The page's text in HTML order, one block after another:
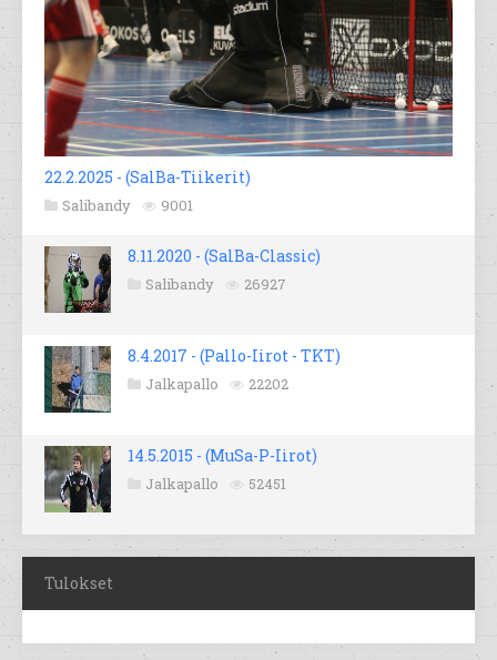
22.2.2025 - (SalBa-Tiikerit)
Salibandy 9001
8.11.2020 - (SalBa-Classic)
Salibandy 26927
8.4.2017 - (Pallo-Iirot - TKT)
Jalkapallo 22202
14.5.2015 - (MuSa-P-Iirot)
Jalkapallo 52451
Tulokset